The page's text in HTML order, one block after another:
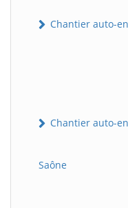
Chantier auto-
Chantier auto-
Saône